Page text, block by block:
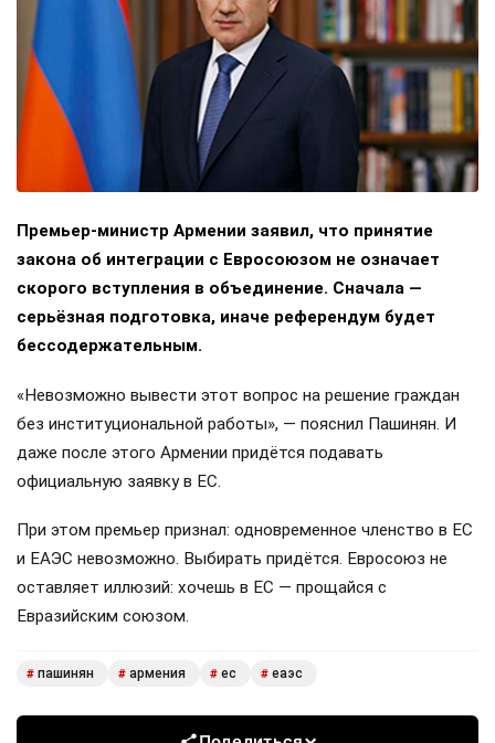
Премьер-министр Армении заявил, что принятие
закона об интеграции с Евросоюзом не означает
скорого вступления в объединение. Сначала —
серьёзная подготовка, иначе референдум будет
бессодержательным.
«Невозможно вывести этот вопрос на решение граждан
без институциональной работы», — пояснил Пашинян. И
даже после этого Армении придётся подавать
официальную заявку в ЕС.
При этом премьер признал: одновременное членство в ЕС
и ЕАЭС невозможно. Выбирать придётся. Евросоюз не
оставляет иллюзий: хочешь в ЕС — прощайся с
Евразийским союзом.
# пашинян # армения # ес # еаэс